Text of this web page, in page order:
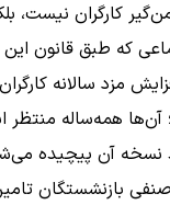
کارگران نیست،
مزد سالانه
آن‌ها همه‌ساله منتظر
نسخه آن پیچیده
بازنشستگان